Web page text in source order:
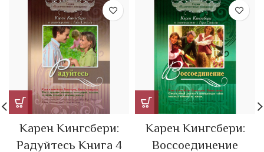
Карен Кингсбери:
Радуйтесь Книга 4
Карен Кингсбери:
Воссоединение